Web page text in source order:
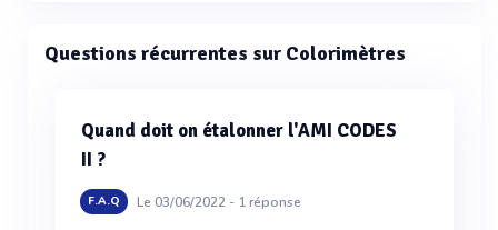
Questions récurrentes sur Colorimètres
Quand doit on étalonner l'AMI CODES
II ?
F.A.Q Le 03/06/2022 - 1réponse